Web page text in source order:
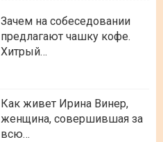
Зачем на собеседовании
предлагают чашку кофе.
Хитрый…
Как живет Ирина Винер,
женщина, совершившая за
всю…